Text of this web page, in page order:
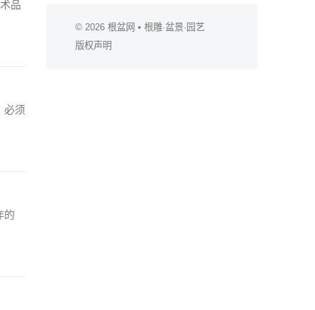
品
必须
的
© 2026 根盆网 • 根雕·盆景·园艺
版权声明